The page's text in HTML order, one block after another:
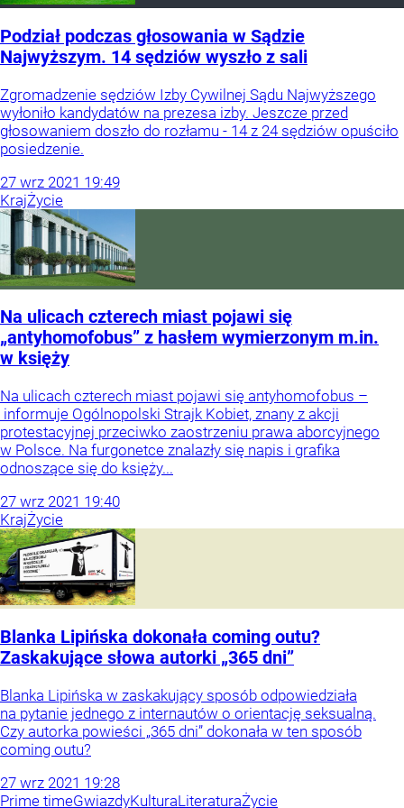
Podział podczas głosowania w Sądzie
Najwyższym. 14 sędziów wyszło z sali
Zgromadzenie sędziów Izby Cywilnej Sądu Najwyższego
wyłoniło kandydatów na prezesa izby. Jeszcze przed
głosowaniem doszło do rozłamu - 14 z 24 sędziów opuściło
posiedzenie.
27 wrz 2021 19:49
KrajŻycie
Na ulicach czterech miast pojawi się
„antyhomofobus” z hasłem wymierzonym m.in.
w księży
Na ulicach czterech miast pojawi się antyhomofobus –
informuje Ogólnopolski Strajk Kobiet, znany z akcji
protestacyjnej przeciwko zaostrzeniu prawa aborcyjnego
w Polsce. Na furgonetce znalazły się napis i grafika
odnoszące się do księży...
27 wrz 2021 19:40
KrajŻycie
Blanka Lipińska dokonała coming outu?
Zaskakujące słowa autorki „365 dni”
Blanka Lipińska w zaskakujący sposób odpowiedziała
na pytanie jednego z internautów o orientację seksualną.
Czy autorka powieści „365 dni” dokonała w ten sposób
coming outu?
27 wrz 2021 19:28
Prime timeGwiazdyKulturaLiteraturaŻycie